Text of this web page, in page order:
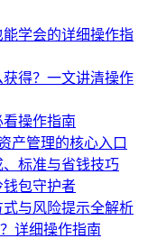
学会的详细操作指
得？一文讲清操作
操作指南
产管理的核心入口
标准与省钱技巧
钱包守护者
与风险提示全解析
详细操作指南